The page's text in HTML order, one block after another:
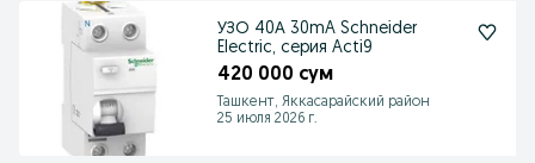
УЗО 40А 30mA Schneider
Electric, серия Acti9
420 000 сум
Ташкент, Яккасарайский район
25 июля 2026 г.